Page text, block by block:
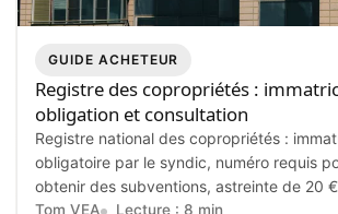
GUIDE ACHETEUR
Registre des copropriétés :
obligation et consultation
Registre national des copropriétés :
obligatoire par le syndic, numéro requis
obtenir des subventions, astreinte de 20
Tom VEA Lecture : 8 min